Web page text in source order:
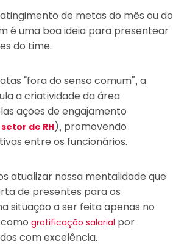
de metas do mês ou do
é uma boa ideia para presentear
do time.
“fora do senso comum”, a
a criatividade da área
ações de engajamento
setor de RH), promovendo
entre os funcionários.
atualizar nossa mentalidade que
de presentes para os
situação a ser feita apenas no
gratificação salarial por
com excelência.